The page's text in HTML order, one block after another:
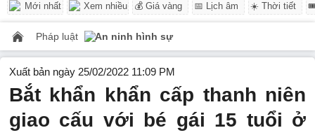
Mới nhất Xem nhiều 💰 Giá vàng 📅 Lịch âm ☀️ Thời tiết
Pháp luật An ninh hình sự
Xuất bản ngày 25/02/2022 11:09 PM
Bắt khẩn khẩn cấp thanh niên
giao cấu với bé gái 15 tuổi ở